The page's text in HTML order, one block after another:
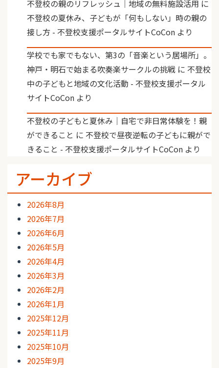
不登校の親のリフレッシュ｜地域の無料施設活用 に
不登校の夏休み、子どもが「何もしない」時の親の
接し方 - 不登校支援ポータルサイトCoCon より
学校でも家でもない、第3の「音楽という居場所」。
神戸・明石で始まる吹奏楽サークルの挑戦 に 不登校
中の子どもと地域の文化活動 - 不登校支援ポータル
サイトCoCon より
不登校の子どもと夏休み｜自宅で非日常体験を！親
ができること に 不登校で昼夜逆転の子どもに親がで
きること - 不登校支援ポータルサイトCoCon より
アーカイブ
2026年8月
2026年7月
2026年6月
2026年5月
2026年4月
2026年3月
2026年2月
2026年1月
2025年12月
2025年11月
2025年10月
2025年9月